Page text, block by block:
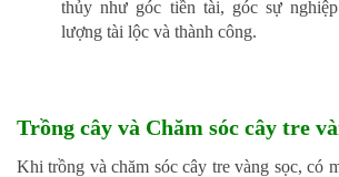
thủy như góc tiền tài, góc sự
lượng tài lộc và thành công.
Trồng cây và Chăm sóc cây tre
Khi trồng và chăm sóc cây tre vàng sọc, có